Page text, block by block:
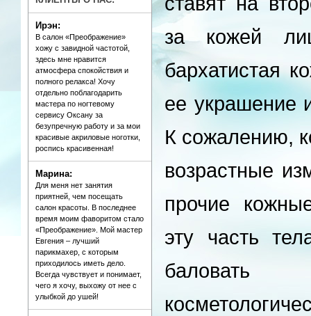
Ирэн:
В салон «Преображение»
хожу с завидной частотой,
здесь мне нравится
атмосфера спокойствия и
полного релакса! Хочу
отдельно поблагодарить
мастера по ногтевому
сервису Оксану за
безупречную работу и за мои
красивые акриловые ноготки,
роспись красивенная!
Марина:
Для меня нет занятия
приятней, чем посещать
салон красоты. В последнее
время моим фаворитом стало
«Преображение». Мой мастер
Евгения – лучший
парикмахер, с которым
приходилось иметь дело.
Всегда чувствует и понимает,
чего я хочу, выхожу от нее с
улыбкой до ушей!
за кожей
бархатистая
ее украшение
К сожалению,
возрастные
прочие
эту часть
баловать